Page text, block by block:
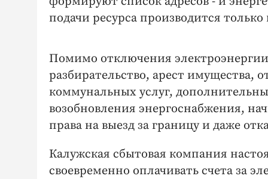
подачи ресурса производится
Помимо отключения
разбирательство, арест имущества,
коммунальных услуг,
возобновления энергоснабжения,
права на выезд за границу и даже
Калужская сбытовая компания
своевременно оплачивать счета за